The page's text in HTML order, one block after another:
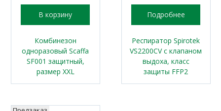
В корзину
Комбинезон
одноразовый Scaffa
SF001 защитный,
размер XXL
Подробнее
Респиратор Spirotek
VS2200CV с клапаном
выдоха, класс
защиты FFP2